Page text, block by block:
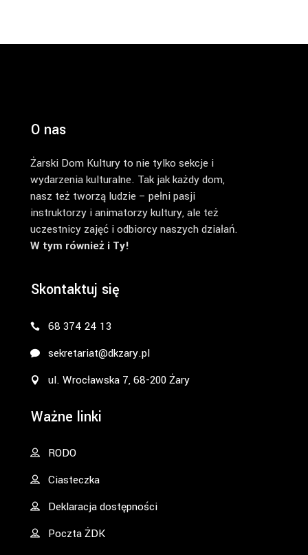
O nas
Żarski Dom Kultury to nie tylko sekcje i
wydarzenia kulturalne. Tak jak każdy dom,
nasz też tworzą ludzie – pełni pasji
instruktorzy i animatorzy kultury, ale też
uczestnicy zajęć i odbiorcy naszych działań.
W tym również i Ty!
Skontaktuj się
68 374 24 13
sekretariat@dkzary.pl
ul. Wrocławska 7, 68-200 Żary
Ważne linki
RODO
Ciasteczka
Deklaracja dostępności
Poczta ŻDK